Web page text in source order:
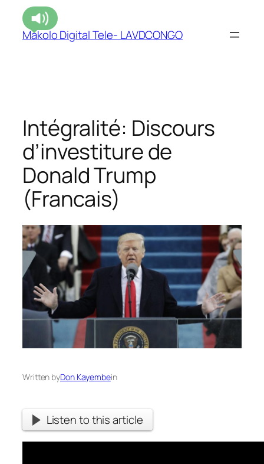
Makolo Digital Tele- LAVDCONGO
Intégralité: Discours
d’investiture de
Donald Trump
(Francais)
Written byDon Kayembein
Listen to this article